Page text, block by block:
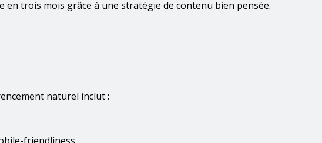
en trois mois grâce à une stratégie de contenu bien pensée.
naturel inclut :